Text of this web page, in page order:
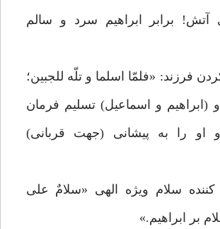
آتش! برابر ابراهيم سرد و سالم
كردن فرزند: «فلمّا اسلما و تلّه للجبين؛
و اسماعيل) تسليم فرمان
او را به پيشانى (جهت قربانى)
كننده سلام ويژه الهى «سلامٌ على
بر ابراهيم.»